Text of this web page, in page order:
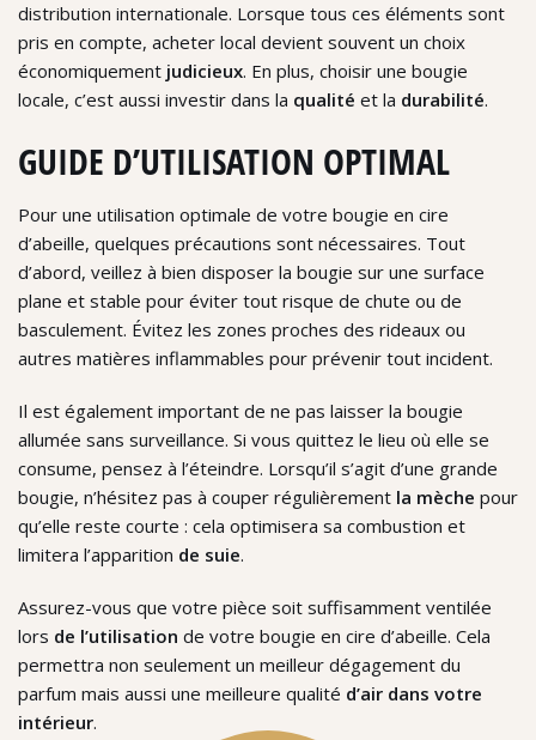
distribution internationale. Lorsque tous ces éléments sont
pris en compte, acheter local devient souvent un choix
économiquement judicieux. En plus, choisir une bougie
locale, c’est aussi investir dans la qualité et la durabilité.
GUIDE D’UTILISATION OPTIMAL
Pour une utilisation optimale de votre bougie en cire
d’abeille, quelques précautions sont nécessaires. Tout
d’abord, veillez à bien disposer la bougie sur une surface
plane et stable pour éviter tout risque de chute ou de
basculement. Évitez les zones proches des rideaux ou
autres matières inflammables pour prévenir tout incident.
Il est également important de ne pas laisser la bougie
allumée sans surveillance. Si vous quittez le lieu où elle se
consume, pensez à l’éteindre. Lorsqu’il s’agit d’une grande
bougie, n’hésitez pas à couper régulièrement la mèche pour
qu’elle reste courte : cela optimisera sa combustion et
limitera l’apparition de suie.
Assurez-vous que votre pièce soit suffisamment ventilée
lors de l’utilisation de votre bougie en cire d’abeille. Cela
permettra non seulement un meilleur dégagement du
parfum mais aussi une meilleure qualité d’air dans votre
intérieur.